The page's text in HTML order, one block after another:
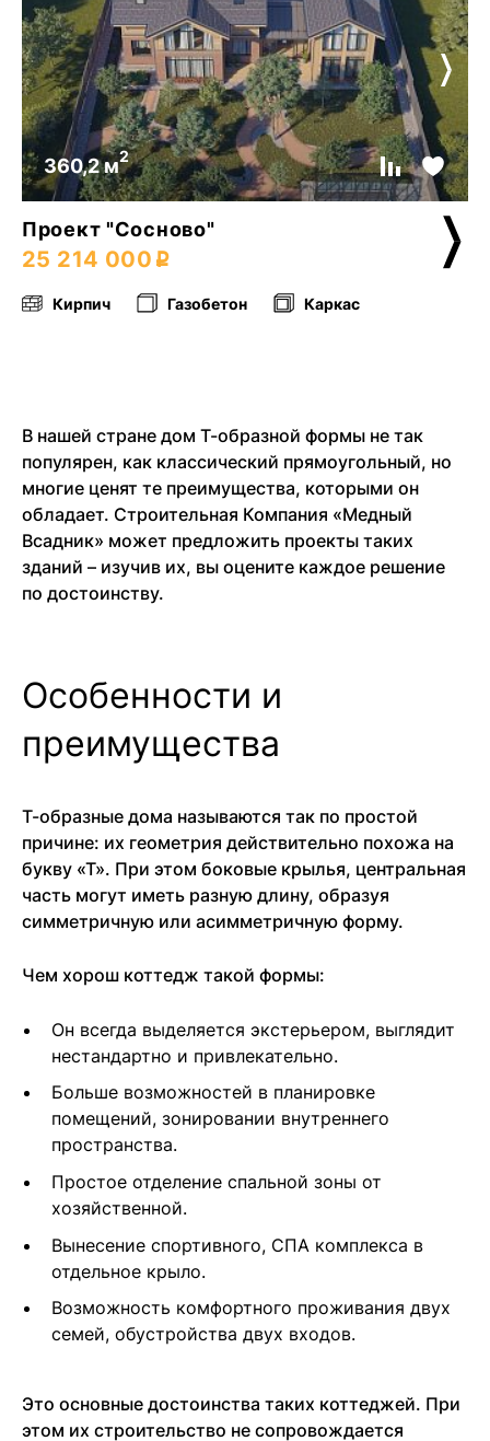
360,2 м2
Проект "Сосново"
25 214 000
Кирпич Газобетон Каркас
В нашей стране дом Т-образной формы не так
популярен, как классический прямоугольный, но
многие ценят те преимущества, которыми он
обладает. Строительная Компания «Медный
Всадник» может предложить проекты таких
зданий – изучив их, вы оцените каждое решение
по достоинству.
Особенности и
преимущества
Т-образные дома называются так по простой
причине: их геометрия действительно похожа на
букву «Т». При этом боковые крылья, центральная
часть могут иметь разную длину, образуя
симметричную или асимметричную форму.
Чем хорош коттедж такой формы:
Он всегда выделяется экстерьером, выглядит
нестандартно и привлекательно.
Больше возможностей в планировке
помещений, зонировании внутреннего
пространства.
Простое отделение спальной зоны от
хозяйственной.
Вынесение спортивного, СПА комплекса в
отдельное крыло.
Возможность комфортного проживания двух
семей, обустройства двух входов.
Это основные достоинства таких коттеджей. При
этом их строительство не сопровождается